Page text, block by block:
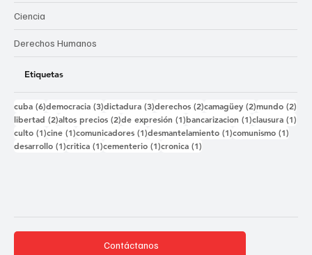
Ciencia
Derechos Humanos
Etiquetas
cuba (6)6 entradas
democracia (3)3 entradas
dictadura (3)3 entradas
derechos (2)2 entradas
camagüey (2)2 entradas
mundo (2)
libertad (2)2 entradas
altos precios (2)2 entradas
de expresión (1)1 entrada
bancarizacion (1)1 entrada
clausura (1)
culto (1)1 entrada
cine (1)1 entrada
comunicadores (1)1 entrada
desmantelamiento (1)1 entrada
comunismo (1)
desarrollo (1)1 entrada
critica (1)1 entrada
cementerio (1)1 entrada
cronica (1)
Contáctanos